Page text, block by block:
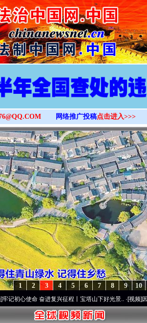
>
网络推广投稿点击进入>>>
10
9
8
7
6
5
4
3
2
1
命 奋进复兴征程丨宝塔山下好光景..·[视频]因党而生